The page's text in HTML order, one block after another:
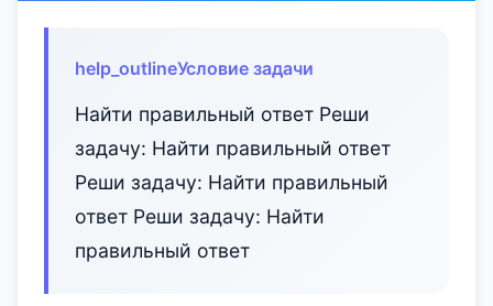
help_outlineУсловие задачи
Найти правильный ответ Реши
задачу: Найти правильный ответ
Реши задачу: Найти правильный
ответ Реши задачу: Найти
правильный ответ